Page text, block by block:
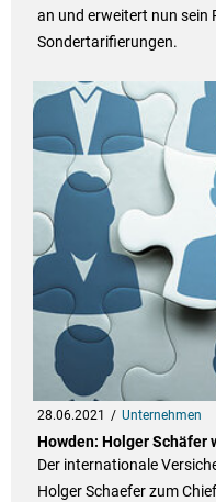
an und erweitert nun sein
Sondertarifierungen.
28.06.2021 Unternehmen
Howden: Holger Schäfer
Der internationale
Holger Schaefer zum